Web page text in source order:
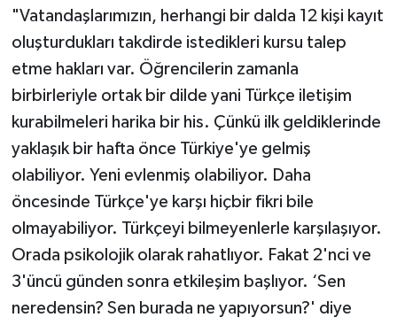
"Vatandaşlarımızın, herhangi bir dalda 12 kişi kayıt
oluşturdukları takdirde istedikleri kursu talep
etme hakları var. Öğrencilerin zamanla
birbirleriyle ortak bir dilde yani Türkçe iletişim
kurabilmeleri harika bir his. Çünkü ilk geldiklerinde
yaklaşık bir hafta önce Türkiye'ye gelmiş
olabiliyor. Yeni evlenmiş olabiliyor. Daha
öncesinde Türkçe'ye karşı hiçbir fikri bile
olmayabiliyor. Türkçeyi bilmeyenlerle karşılaşıyor.
Orada psikolojik olarak rahatlıyor. Fakat 2'nci ve
3'üncü günden sonra etkileşim başlıyor. ‘Sen
neredensin? Sen burada ne yapıyorsun?' diye